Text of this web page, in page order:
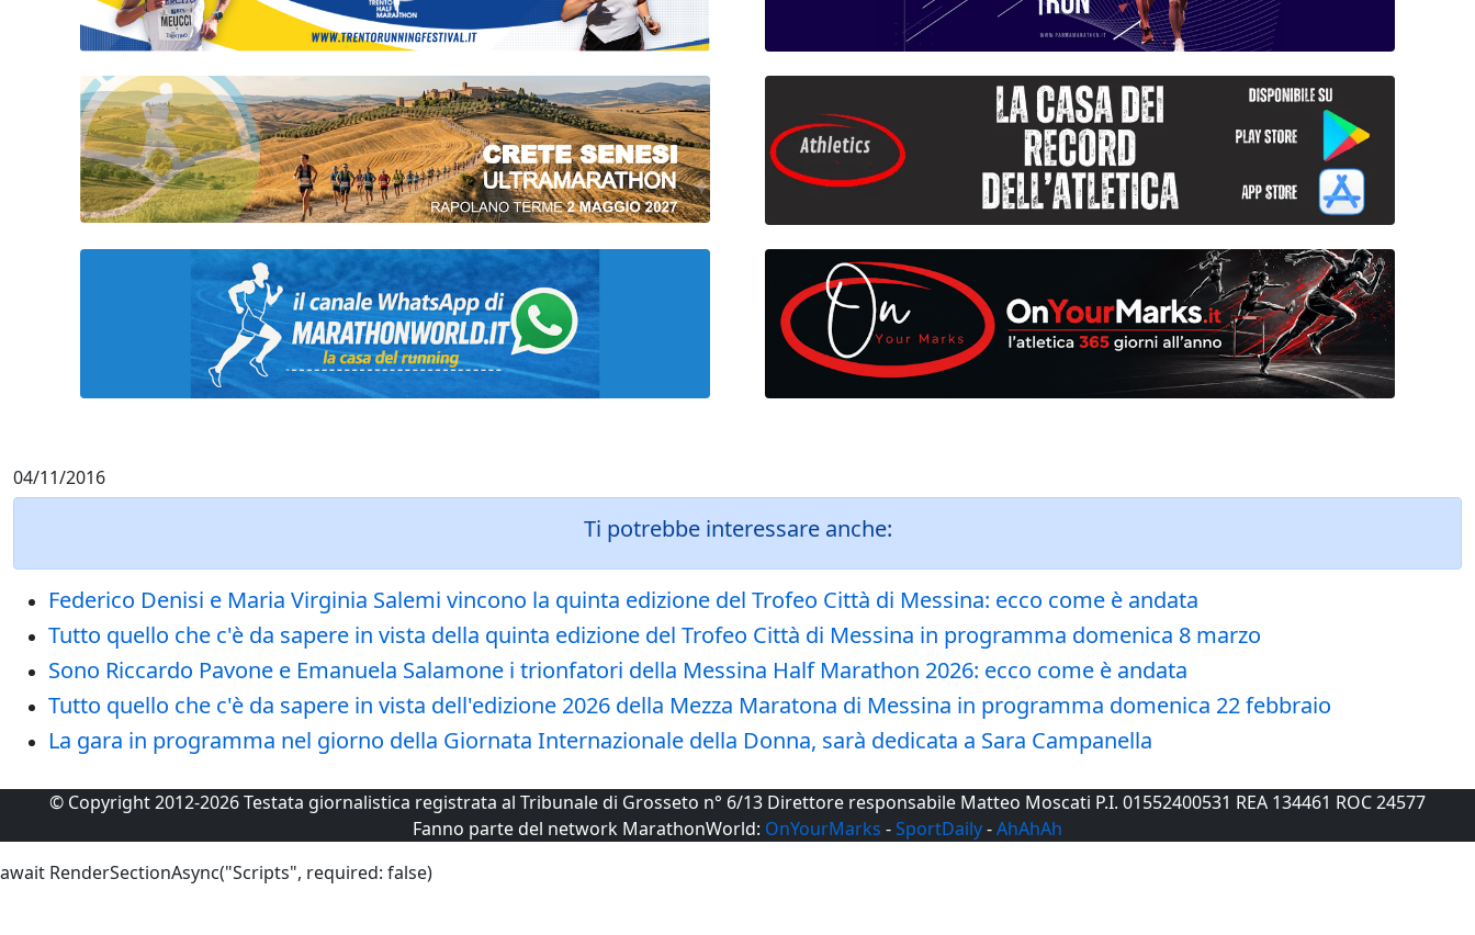
04/11/2016
Ti potrebbe interessare anche:
Federico Denisi e Maria Virginia Salemi vincono la quinta edizione del Trofeo Città di Messina: ecco come è andata
Tutto quello che c'è da sapere in vista della quinta edizione del Trofeo Città di Messina in programma domenica 8 marzo
Sono Riccardo Pavone e Emanuela Salamone i trionfatori della Messina Half Marathon 2026: ecco come è andata
Tutto quello che c'è da sapere in vista dell'edizione 2026 della Mezza Maratona di Messina in programma domenica 22 febbraio
La gara in programma nel giorno della Giornata Internazionale della Donna, sarà dedicata a Sara Campanella
© Copyright 2012-2026 Testata giornalistica registrata al Tribunale di Grosseto n° 6/13 Direttore responsabile Matteo Moscati P.I. 01552400531 REA 134461 ROC 24577
Fanno parte del network MarathonWorld: OnYourMarks -SportDaily-AhAhAh
await RenderSectionAsync("Scripts", required: false)